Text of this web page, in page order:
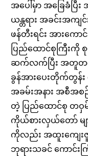
အပေါ်မှာ အခြေခံပြီ
ယန္တရား အခင်းအ
ဖန်တီးရင်း အားကေ
ပြည်ထောင်စုကြီးကို
ဆက်လက်ပြီး အတူတ
ခွန်အားပေးတိုက်တွန်
အခမ်းအနား အစီအစ
တဲ့ ပြည်ထောင်စု တဝှ
ကိုယ်စားလှယ်တော်
ကိုလည်း အထူးကျေး
ဘုရားသခင် ကောင်းကြီ